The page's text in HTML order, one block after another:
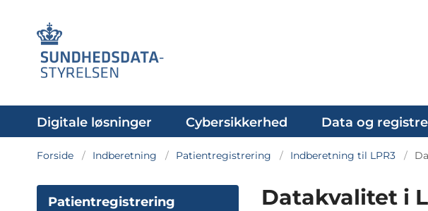
Digitale løsninger Cybersikkerhed Data og registre
Forside Indberetning Patientregistrering Indberetning til LPR3
Patientregistrering Datakvalitet i